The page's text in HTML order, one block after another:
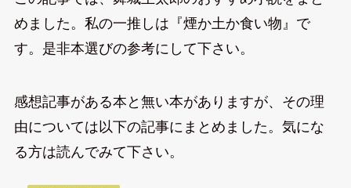
めました。私の一推しは『煙か土か食い物』で
す。是非本選びの参考にして下さい。
感想記事がある本と無い本がありますが、その理
由については以下の記事にまとめました。気にな
る方は読んでみて下さい。